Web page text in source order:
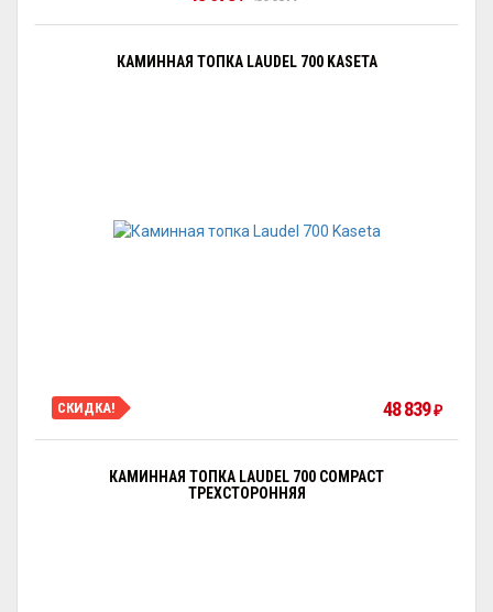
КАМИННАЯ ТОПКА LAUDEL 700 KASETA
СКИДКА! 48 839₽
КАМИННАЯ ТОПКА LAUDEL 700 COMPACT
ТРЕХСТОРОННЯЯ